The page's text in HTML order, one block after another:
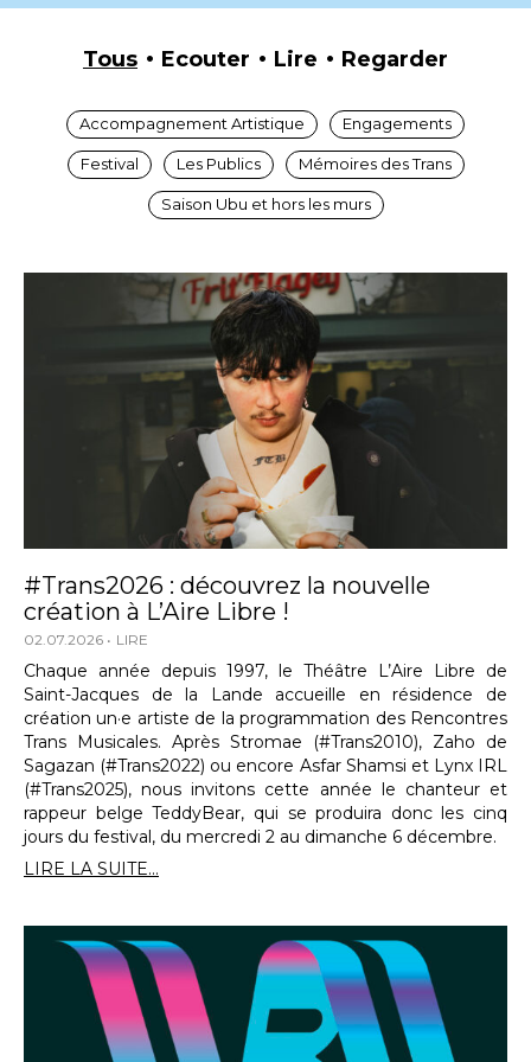
Tous Ecouter Lire Regarder
Accompagnement Artistique Engagements
Festival Les Publics Mémoires des Trans
Saison Ubu et hors les murs
#Trans2026 : découvrez la nouvelle
création à L’Aire Libre !
02.07.2026 LIRE
Chaque année depuis 1997, le Théâtre L’Aire Libre de
Saint-Jacques de la Lande accueille en résidence de
création un·e artiste de la programmation des Rencontres
Trans Musicales. Après Stromae (#Trans2010), Zaho de
Sagazan (#Trans2022) ou encore Asfar Shamsi et Lynx IRL
(#Trans2025), nous invitons cette année le chanteur et
rappeur belge TeddyBear, qui se produira donc les cinq
jours du festival, du mercredi 2 au dimanche 6 décembre.
LIRE LA SUITE...